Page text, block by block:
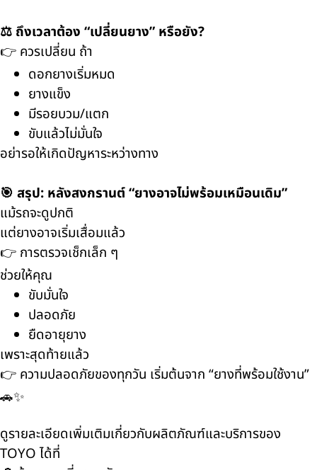
⚖️ ถึงเวลาต้อง “เปลี่ยนยาง” หรือยัง?
👉 ควรเปลี่ยน ถ้า
ดอกยางเริ่มหมด
ยางแข็ง
มีรอยบวม/แตก
ขับแล้วไม่มั่นใจ
อย่ารอให้เกิดปัญหาระหว่างทาง
🎯 สรุป: หลังสงกรานต์ “ยางอาจไม่พร้อมเหมือนเดิม”
แม้รถจะดูปกติ
แต่ยางอาจเริ่มเสื่อมแล้ว
👉 การตรวจเช็กเล็ก ๆ
ช่วยให้คุณ
ขับมั่นใจ
ปลอดภัย
ยืดอายุยาง
เพราะสุดท้ายแล้ว
👉 ความปลอดภัยของทุกวัน เริ่มต้นจาก “ยางที่พร้อมใช้งาน”
🚗✨
ดูรายละเอียดเพิ่มเติมเกี่ยวกับผลิตภัณฑ์และบริการของ
TOYO ได้ที่